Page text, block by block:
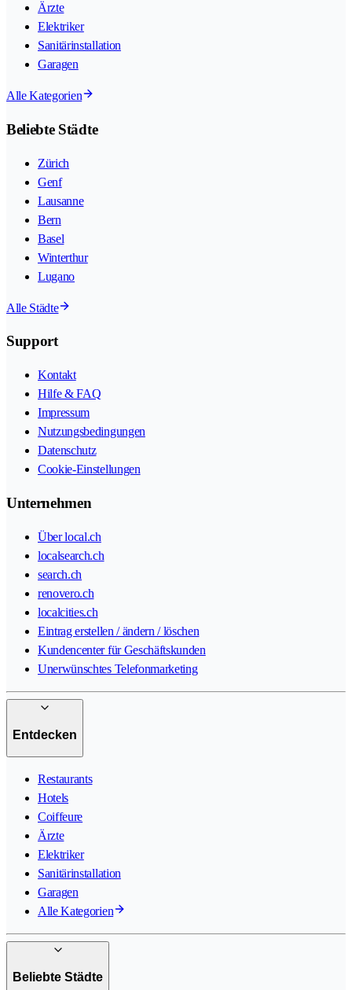
Ärzte
Elektriker
Sanitärinstallation
Garagen
Alle Kategorien
Beliebte Städte
Zürich
Genf
Lausanne
Bern
Basel
Winterthur
Lugano
Alle Städte
Support
Kontakt
Hilfe & FAQ
Impressum
Nutzungsbedingungen
Datenschutz
Cookie-Einstellungen
Unternehmen
Über local.ch
localsearch.ch
search.ch
renovero.ch
localcities.ch
Eintrag erstellen / ändern / löschen
Kundencenter für Geschäftskunden
Unerwünschtes Telefonmarketing
Entdecken
Restaurants
Hotels
Coiffeure
Ärzte
Elektriker
Sanitärinstallation
Garagen
Alle Kategorien
Beliebte Städte